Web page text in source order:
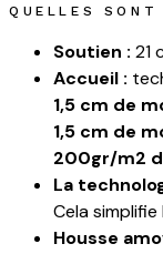
QUELLES
Soutien : 21
Accueil :
1,5 cm de
1,5 cm de
200gr/m2
La
Cela
Housse